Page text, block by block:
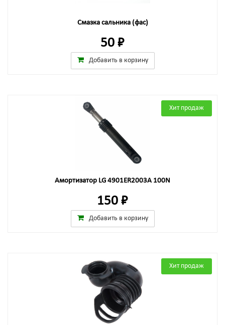
Смазка сальника (фас)
50 ₽
Добавить в корзину
Хит продаж
Амортизатор LG 4901ER2003A 100N
150 ₽
Добавить в корзину
Хит продаж